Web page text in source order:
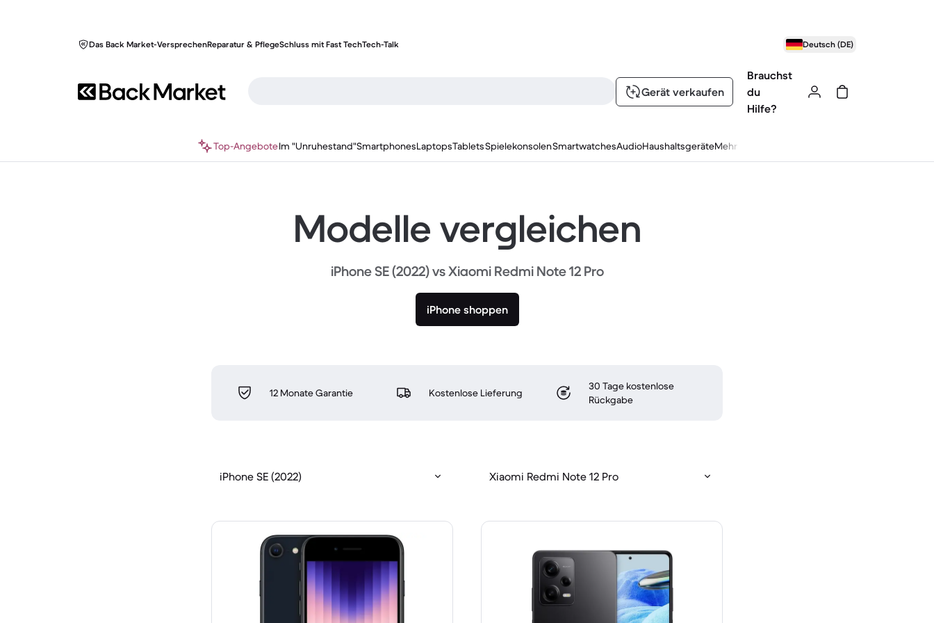
Das Back Market-VersprechenReparatur & PflegeSchluss mit Fast TechTech-Talk Deutsch (DE)
Gerät verkaufen
Brauchst
du
Hilfe?
Top-AngeboteIm "Unruhestand"SmartphonesLaptopsTabletsSpielekonsolenSmartwatchesAudioHaushaltsgeräteMehr
Modelle vergleichen
iPhone SE (2022) vs Xiaomi Redmi Note 12 Pro
iPhone shoppen
12 Monate Garantie Kostenlose Lieferung
30 Tage kostenlose
Rückgabe
iPhone SE (2022) Xiaomi Redmi Note 12 Pro